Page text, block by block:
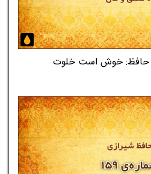
۱۶۰ دیوان حافظ: خوش است خلوت